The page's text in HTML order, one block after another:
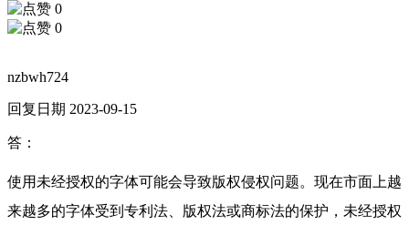
0
0
nzbwh724
回复日期 2023-09-15
答：
使用未经授权的字体可能会导致版权侵权问题。现在市面上越
来越多的字体受到专利法、版权法或商标法的保护，未经授权